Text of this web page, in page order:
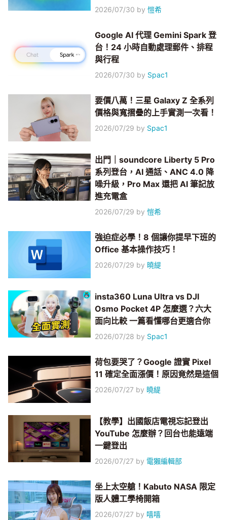
2026/07/30 by愷希
Google AI 代理 Gemini Spark 登
台！24 小時自動處理郵件、排程
與行程
2026/07/30 by Spac1
要價八萬！三星 Galaxy Z 全系列
價格與寬摺疊的上手實測一次看！
2026/07/29 by Spac1
出門｜soundcore Liberty 5 Pro
系列登台，AI 通話、ANC 4.0 降
噪升級，Pro Max 還把 AI 筆記放
進充電盒
2026/07/29 by愷希
強迫症必學！8 個讓你提早下班的
Office 基本操作技巧！
2026/07/29 by 曉緹
insta360 Luna Ultra vs DJI
Osmo Pocket 4P 怎麼選？六大
面向比較 一篇看懂哪台更適合你
2026/07/28 by Spac1
荷包要哭了？Google 證實 Pixel
11 確定全面漲價！原因竟然是這個
2026/07/27 by 曉緹
【教學】出國飯店電視忘記登出
YouTube 怎麼辦？回台也能遠端
一鍵登出
2026/07/27 by 電獺編輯部
坐上太空艙！Kabuto NASA 限定
版人體工學椅開箱
2026/07/27 by 嘻嘻